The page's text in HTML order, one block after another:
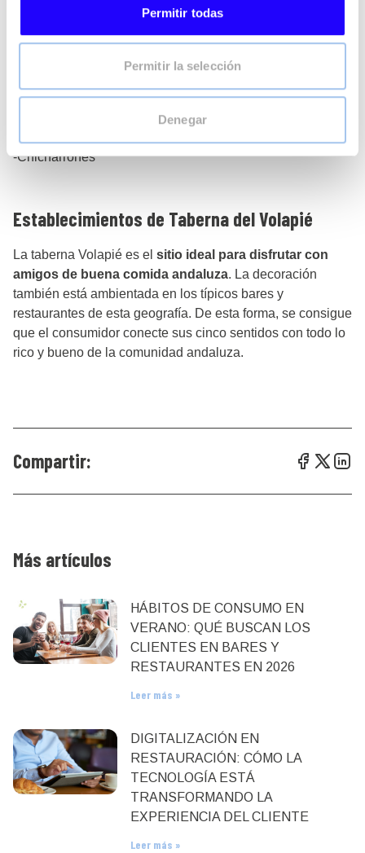
Permitir todas
Permitir la selección
Denegar
-Jamón Ibérico de Bellota
-Hamburguesa de rabo de toro con queso payoyo
-Pluma ibérica
-Chicharrones
Establecimientos de Taberna del Volapié
La taberna Volapié es el sitio ideal para disfrutar con
amigos de buena comida andaluza. La decoración
también está ambientada en los típicos bares y
restaurantes de esta geografía. De esta forma, se consigue
que el consumidor conecte sus cinco sentidos con todo lo
rico y bueno de la comunidad andaluza.
Compartir:
Más artículos
HÁBITOS DE CONSUMO EN
VERANO: QUÉ BUSCAN LOS
CLIENTES EN BARES Y
RESTAURANTES EN 2026
Leer más »
DIGITALIZACIÓN EN
RESTAURACIÓN: CÓMO LA
TECNOLOGÍA ESTÁ
TRANSFORMANDO LA
EXPERIENCIA DEL CLIENTE
Leer más »